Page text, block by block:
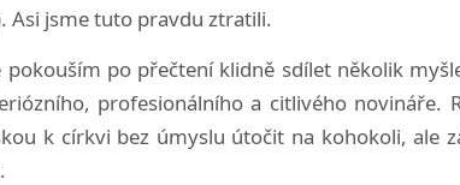
Asi jsme tuto pravdu ztratili.
pokouším po přečtení klidně sdílet několik
profesionálního a citlivého novináře.
k církvi bez úmyslu útočit na kohokoli, ale